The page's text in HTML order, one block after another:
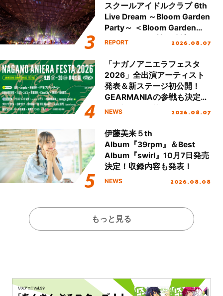
スクールアイドルクラブ 6th
Live Dream ～Bloom Garden
Party～ ＜Bloom Garden
Party Stage／埼玉公演＞”
REPORT 2026.08.07
「ナガノアニエラフェスタ
2026」全出演アーティスト
発表＆新ステージ初公開！
GEARMANIAの参戦も決定
し、初となる第3ステージの
NEWS 2026.08.07
伊藤美来５th
Album『39rpm』＆Best
Album『swirl』10月7日発売
決定！収録内容も発表！
NEWS 2026.08.08
もっと見る